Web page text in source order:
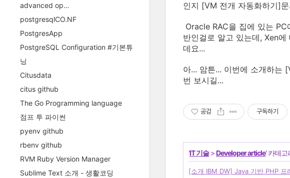
advanced op…
postgresqlCO.NF
PostgresApp
PostgreSQL Configuration #기본튜
닝
Citusdata
citus github
The Go Programming language
점프 투 파이썬
pyenv github
rbenv github
RVM Ruby Version Manager
Sublime Text 소개 - 생활코딩
인지 [VM 전개 자동화하기]
Oracle RAC을 집에 있는
반인걸로 알고 있는데, Xen
데요...
아... 암튼... 이번에 소개하는
번 보시길...
공감 구독하기
'IT 기술>Developer article' 카테고
[소개 IBM DW] Java 기반 PHP 프